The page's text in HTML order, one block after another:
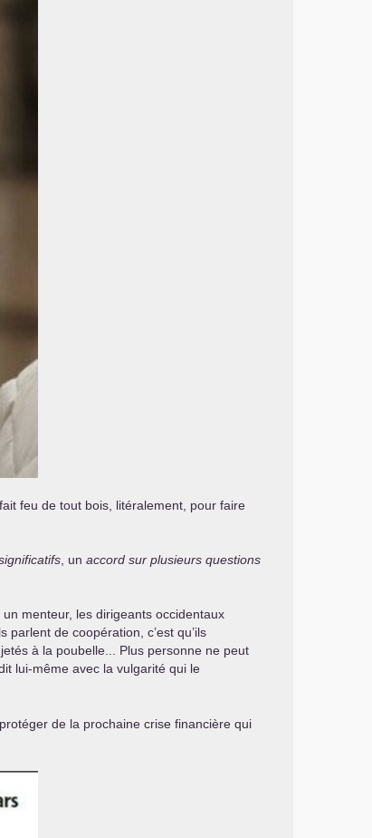
feu de tout bois, litéralement, pour faire
, un accord sur plusieurs questions
menteur, les dirigeants occidentaux
parlent de coopération, c’est qu’ils
jetés à la poubelle... Plus personne ne peut
lui-même avec la vulgarité qui le
de la prochaine crise financière qui